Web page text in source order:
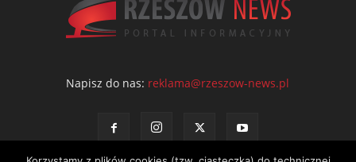
Napisz do nas: reklama@rzeszow-news.pl